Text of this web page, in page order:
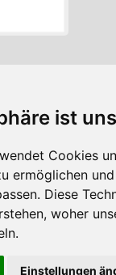
ist
Cookies
ermöglichen
Diese
woher
Einstellungen